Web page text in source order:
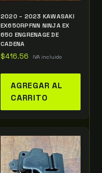
2020 – 2023 KAWASAKI
EX650RPFNN NINJA EX
650 ENGRENAGE DE
CADENA
$416.56 IVA incluido
AGREGAR AL
CARRITO